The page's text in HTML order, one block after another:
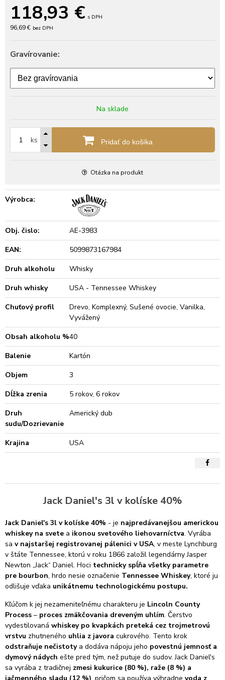
118,93 € s DPH
96,69 € bez DPH
Gravírovanie:
Na sklade
ks Pridať do košíka
Otázka na produkt
Výrobca:
Obj. čislo:
AE-3983
EAN:
5099873167984
Druh alkoholu
Whisky
Druh whisky
USA - Tennessee Whiskey
Chuťový profil
Drevo, Komplexný, Sušené ovocie, Vanilka,
Vyvážený
Obsah alkoholu %40
Balenie
Kartón
Objem
3
Dĺžka zrenia
5 rokov, 6 rokov
Druh
sudu/Dozrievanie
Americký dub
Krajina USA
Jack Daniel's 3l v kolíske 40%
Jack Daniel's 3l v kolíske 40% - je najpredávanejšou americkou
whiskey na svete a ikonou svetového liehovarníctva. Vyrába
sa v najstaršej registrovanej pálenici v USA, v meste Lynchburg
v štáte Tennessee, ktorú v roku 1866 založil legendárny Jasper
Newton „Jack“ Daniel. Hoci technicky spĺňa všetky parametre
pre bourbon, hrdo nesie označenie Tennessee Whiskey, ktoré ju
odlišuje vďaka unikátnemu technologickému postupu.
Kľúčom k jej nezameniteľnému charakteru je Lincoln County
Process – proces zmäkčovania dreveným uhlím. Čerstvo
vydestilovaná whiskey po kvapkách preteká cez trojmetrovú
vrstvu zhutneného uhlia z javora cukrového. Tento krok
odstraňuje nečistotya dodáva nápoju jeho povestnú jemnosť a
dymový nádych ešte pred tým, než putuje do sudov. Jack Daniel's
sa vyrába z tradičnej zmesi kukurice (80 %), raže (8 %) a